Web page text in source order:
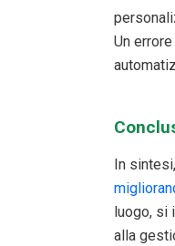
Un
In
luogo, si
alla